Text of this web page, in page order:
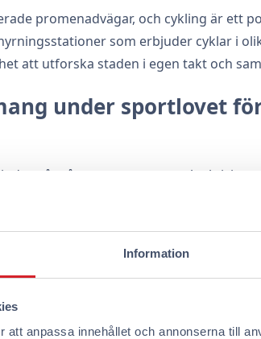
Information
att anpassa innehållet och annonserna till
promenadvägar, och cykling är ett
som erbjuder cyklar i
att utforska staden i egen takt och
under sportlovet
på många evenemang och
evenemangen inkluderar olika
och kulturcenter specialprogram
och konst. Dessa evenemang är ett
minnen i Jyväskylä.